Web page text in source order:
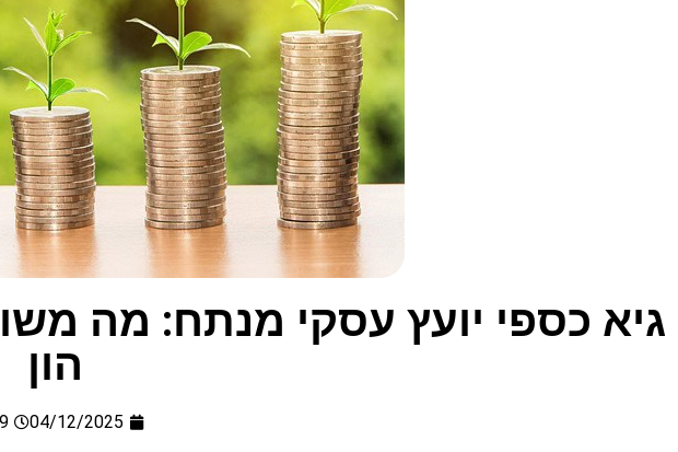
גיא כספי יועץ עסקי מנתח: מה
הון
04/12/2025